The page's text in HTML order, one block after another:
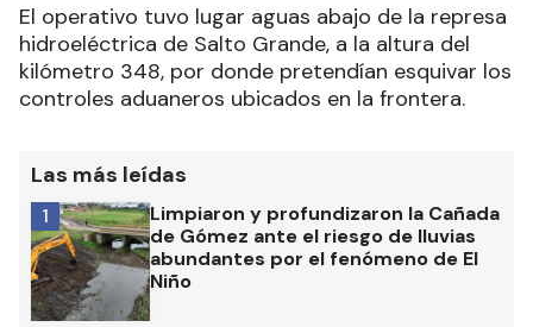
El operativo tuvo lugar aguas abajo de la represa
hidroeléctrica de Salto Grande, a la altura del
kilómetro 348, por donde pretendían esquivar los
controles aduaneros ubicados en la frontera.
Las más leídas
Limpiaron y profundizaron la Cañada
de Gómez ante el riesgo de lluvias
abundantes por el fenómeno de El
Niño
1